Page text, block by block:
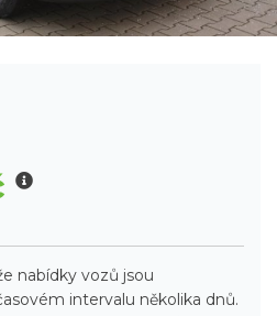
nabídky vozů jsou
intervalu několika dnů.